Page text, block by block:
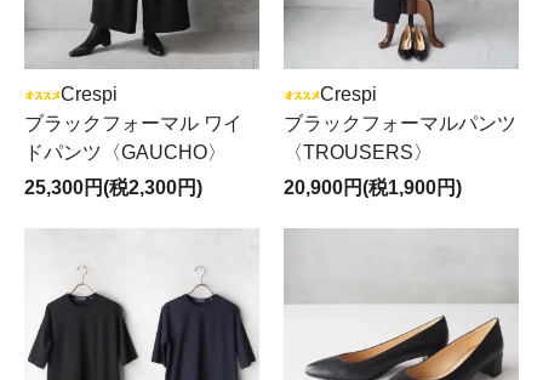
Crespi
ブラックフォーマル ワイ
ドパンツ〈GAUCHO〉
25,300円(税2,300円)
Crespi
ブラックフォーマルパンツ
〈TROUSERS〉
20,900円(税1,900円)